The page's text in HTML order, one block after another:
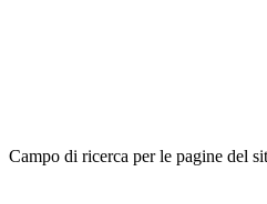
Campo di ricerca per le pagine del